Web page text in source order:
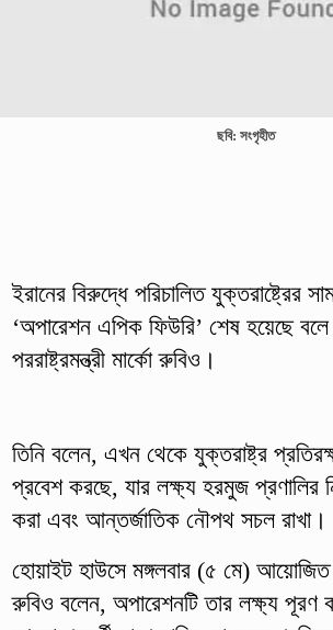
ছবি: সংগৃহীত
ইরানের বিরুদ্ধে পরিচালিত যুক্তরাষ্ট্রের
‘অপারেশন এপিক ফিউরি’ শেষ হয়েছে বলে
পররাষ্ট্রমন্ত্রী মার্কো রুবিও।
তিনি বলেন, এখন থেকে যুক্তরাষ্ট্র
প্রবেশ করছে, যার লক্ষ্য হরমুজ প্রণালির
করা এবং আন্তর্জাতিক নৌপথ সচল রাখা।
হোয়াইট হাউসে মঙ্গলবার (৫ মে) আয়োজিত
রুবিও বলেন, অপারেশনটি তার লক্ষ্য